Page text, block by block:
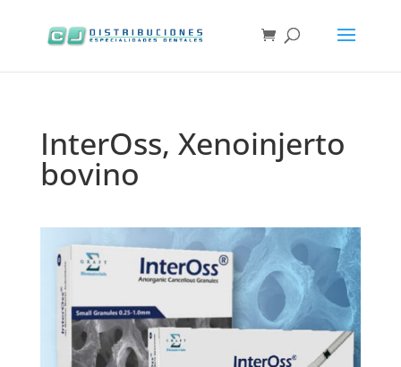
InterOss, Xenoinjerto
bovino